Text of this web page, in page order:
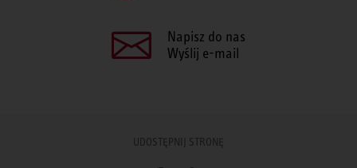
Napisz do nas
Wyślij e-mail
UDOSTĘPNIJ STRONĘ